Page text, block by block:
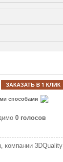
ЗАКАЗАТЬ В 1 КЛИК
способами
0 голосов
компании 3DQuality